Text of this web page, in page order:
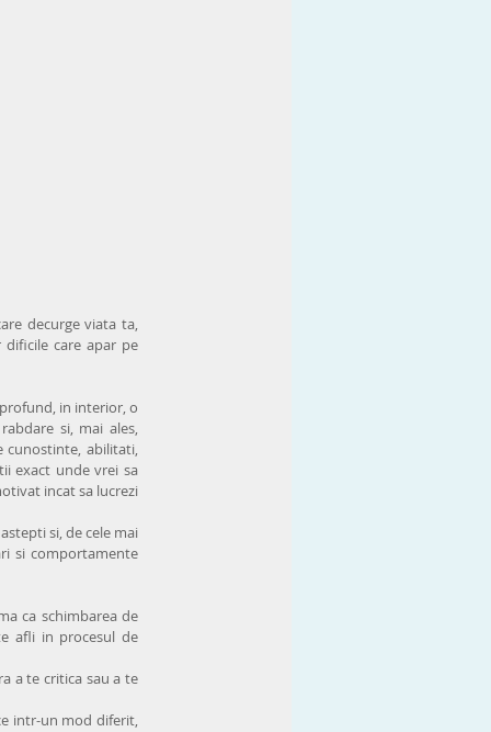
decurge viata ta,
care apar pe
in interior, o
si, mai ales,
cunostinte, abilitati,
exact unde vrei sa
incat sa lucrezi
si, de cele mai
si comportamente
ca schimbarea de
afli in procesul de
a te critica sau a te
intr-un mod diferit,